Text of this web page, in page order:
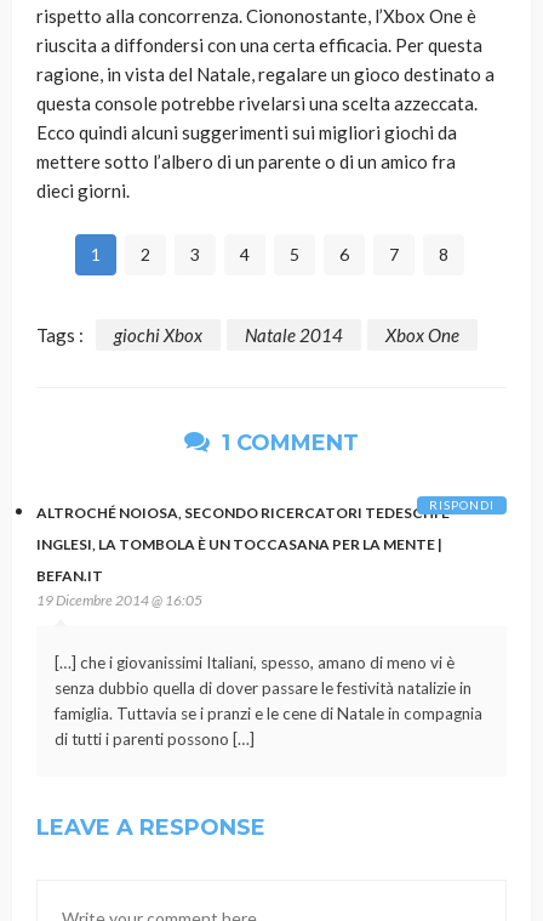
rispetto alla concorrenza. Ciononostante, l’Xbox One è
riuscita a diffondersi con una certa efficacia. Per questa
ragione, in vista del Natale, regalare un gioco destinato a
questa console potrebbe rivelarsi una scelta azzeccata.
Ecco quindi alcuni suggerimenti sui migliori giochi da
mettere sotto l’albero di un parente o di un amico fra
dieci giorni.
1 2 3 4 5 6 7 8
Tags : giochi Xbox Natale 2014 Xbox One
1 COMMENT
ALTROCHÉ NOIOSA, SECONDO RICERCATORI TEDESCHI E
INGLESI, LA TOMBOLA È UN TOCCASANA PER LA MENTE |
BEFAN.IT
19 Dicembre 2014 @ 16:05
[…] che i giovanissimi Italiani, spesso, amano di meno vi è
senza dubbio quella di dover passare le festività natalizie in
famiglia. Tuttavia se i pranzi e le cene di Natale in compagnia
di tutti i parenti possono […]
RISPONDI
LEAVE A RESPONSE